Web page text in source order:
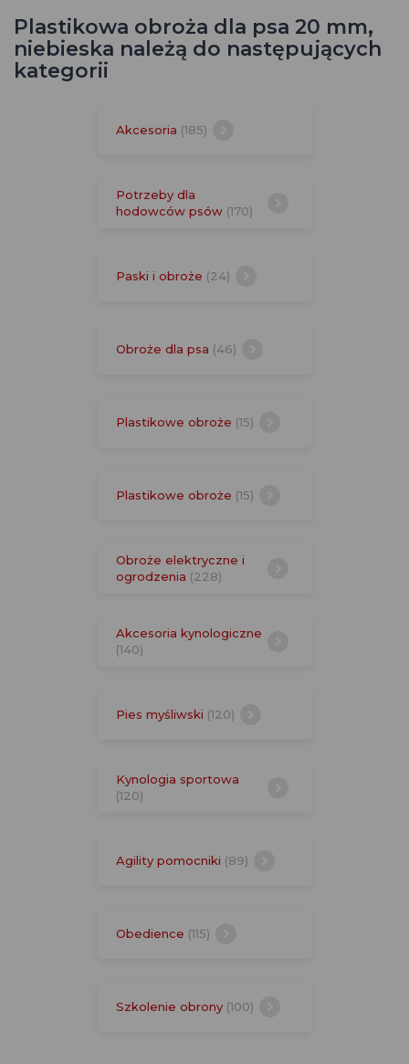
Plastikowa obroża dla psa 20 mm,
niebieska należą do następujących
kategorii
Akcesoria (185)
Potrzeby dla
hodowców psów (170)
Paski i obroże (24)
Obroże dla psa (46)
Plastikowe obroże (15)
Plastikowe obroże (15)
Obroże elektryczne i
ogrodzenia (228)
Akcesoria kynologiczne
(140)
Pies myśliwski (120)
Kynologia sportowa
(120)
Agility pomocniki (89)
Obedience (115)
Szkolenie obrony (100)